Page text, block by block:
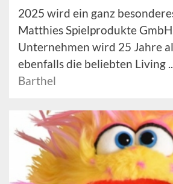
2025 wird ein ganz
Matthies Spielprodukte
Unternehmen wird 25 Jahre
ebenfalls die beliebten Living ...
Barthel